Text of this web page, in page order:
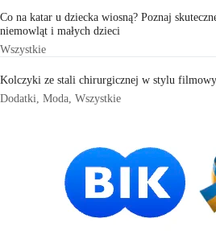
Co na katar u dziecka wiosną? Poznaj
niemowląt i małych dzieci
Wszystkie
Kolczyki ze stali chirurgicznej w stylu
Dodatki Moda Wszystkie